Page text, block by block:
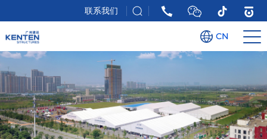
联系我们
CN